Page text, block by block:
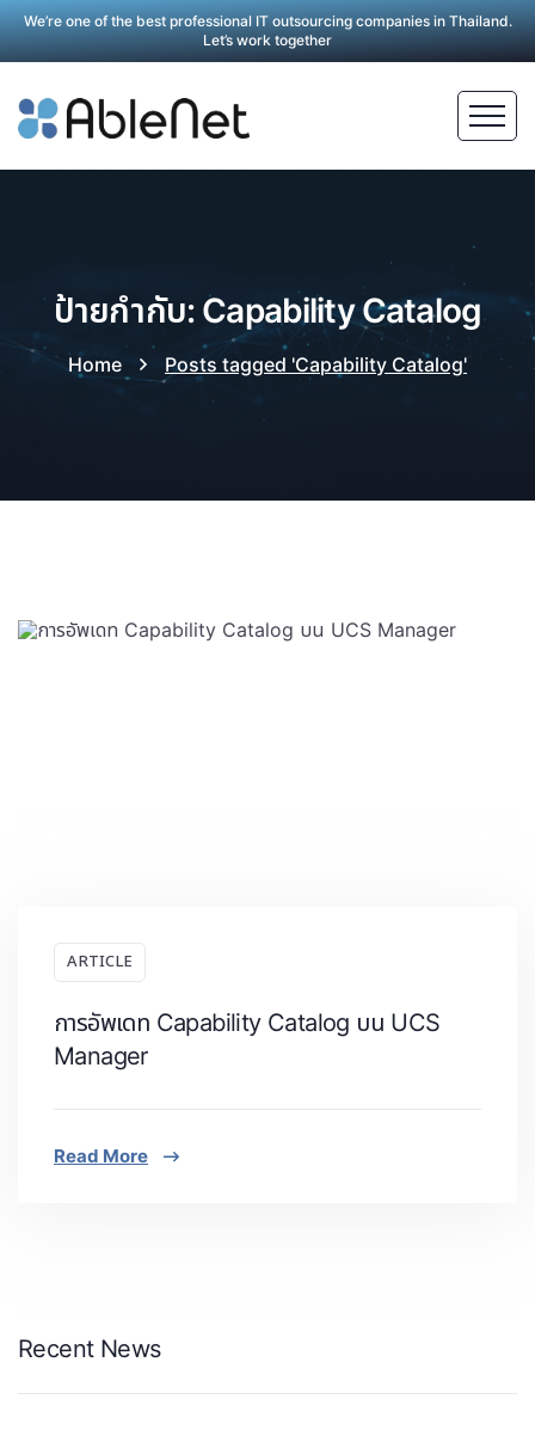
We’re one of the best professional IT outsourcing companies in Thailand.
Let’s work together
ป้ายกำกับ: Capability Catalog
Home Posts tagged 'Capability Catalog'
ARTICLE
การอัพเดท Capability Catalog บน UCS
Manager
Read More
Recent News